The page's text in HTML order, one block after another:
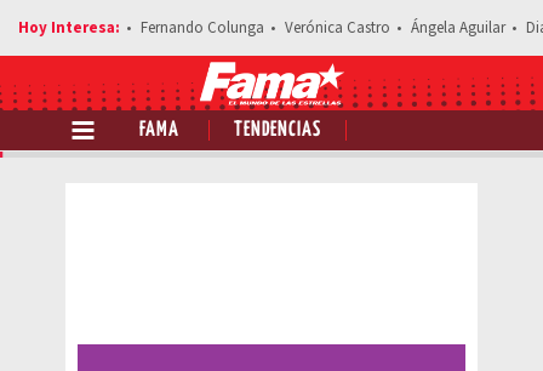
Fernando Colunga Verónica Castro Ángela Aguilar
FAMA TENDENCIAS
Comparte esta noticia